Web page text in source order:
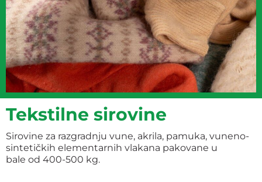
Tekstilne sirovine
Sirovine za razgradnju vune, akrila, pamuka, vuneno-
sintetičkih elementarnih vlakana pakovane u
bale od 400-500 kg.